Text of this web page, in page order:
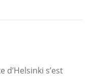
s’est